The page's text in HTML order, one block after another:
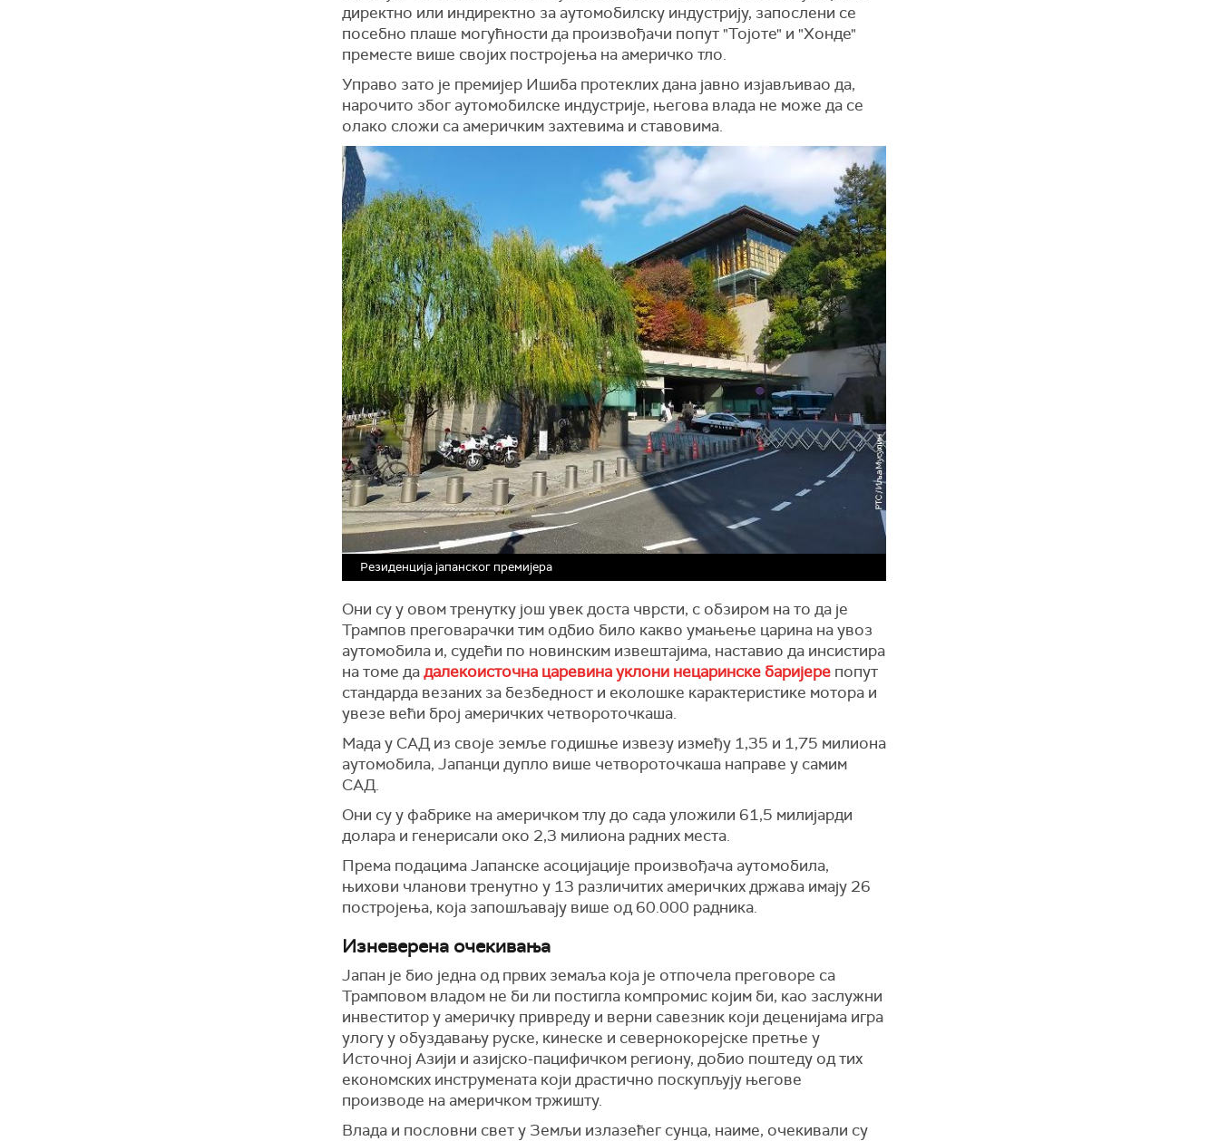
директно или индиректно за аутомобилску индустрију, запослени се
посебно плаше могућности да произвођачи попут "Тојоте" и "Хонде"
преместе више својих постројења на америчко тло.
Управо зато је премијер Ишиба протеклих дана јавно изјављивао да,
нарочито због аутомобилске индустрије, његова влада не може да се
олако сложи са америчким захтевима и ставовима.
Резиденција јапанског премијера
Они су у овом тренутку још увек доста чврсти, с обзиром на то да је
Трампов преговарачки тим одбио било какво умањење царина на увоз
аутомобила и, судећи по новинским извештајима, наставио да инсистира
на томе дадалекоисточна царевина уклони нецаринске баријере попут
стандарда везаних за безбедност и еколошке карактеристике мотора и
увезе већи број америчких четвороточкаша.
Мада у САД из своје земље годишње извезу између 1,35 и 1,75 милиона
аутомобила, Јапанци дупло више четвороточкаша направе у самим
САД.
Они су у фабрике на америчком тлу до сада уложили 61,5 милијарди
долара и генерисали око 2,3 милиона радних места.
Према подацима Јапанске асоцијације произвођача аутомобила,
њихови чланови тренутно у 13 различитих америчких држава имају 26
постројења, која запошљавају више од 60.000 радника.
Изневерена очекивања
Јапан је био једна од првих земаља која је отпочела преговоре са
Трамповом владом не би ли постигла компромис којим би, као заслужни
инвеститор у америчку привреду и верни савезник који деценијама игра
улогу у обуздавању руске, кинеске и севернокорејске претње у
Источној Азији и азијско-пацифичком региону, добио поштеду од тих
економских инструмената који драстично поскупљују његове
производе на америчком тржишту.
Влада и пословни свет у Земљи излазећег сунца, наиме, очекивали су